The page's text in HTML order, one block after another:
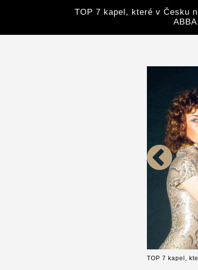
TOP 7 kapel, které v Česku
TOP 7 kapel,